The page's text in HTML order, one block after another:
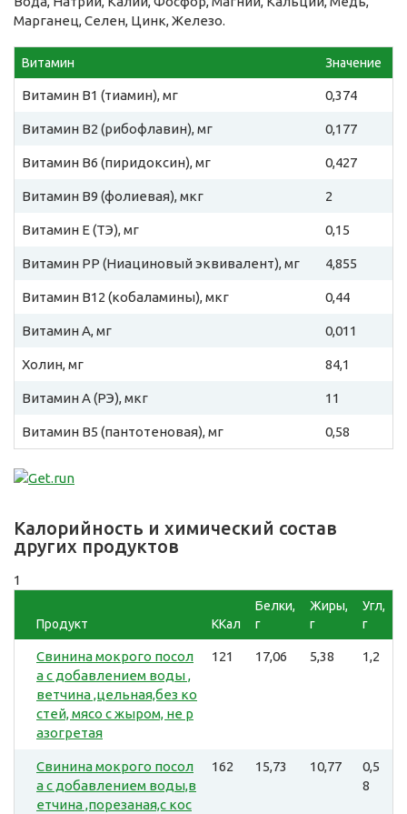
Марганец, Селен, Цинк, Железо.
Витамин Значение
Витамин B1 (тиамин), мг 0,374
Витамин B2 (рибофлавин), мг 0,177
Витамин B6 (пиридоксин), мг 0,427
Витамин B9 (фолиевая), мкг 2
Витамин E (ТЭ), мг 0,15
Витамин PP (Ниациновый эквивалент), мг 4,855
Витамин B12 (кобаламины), мкг 0,44
Витамин A, мг 0,011
Холин, мг 84,1
Витамин A (РЭ), мкг 11
Витамин B5 (пантотеновая), мг 0,58
Калорийность и химический состав
других продуктов
1
Продукт ККал
Белки,
г
Жиры,
г
Угл,
г
Свинина мокрого посол
а с добавлением воды ,
ветчина ,цельная,без ко
стей, мясо с жыром, не р
азогретая
121 17,06 5,38 1,2
Свинина мокрого посол
а с добавлением воды,в
етчина ,порезаная,с кос
162 15,73 10,77
0,5
8